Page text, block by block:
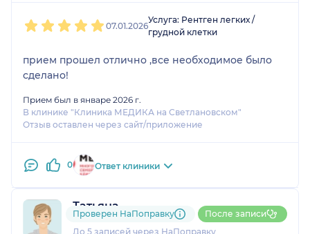
07.01.2026
Услуга: Рентген легких /
грудной клетки
прием прошел отлично ,все необходимое было
сделано!
Прием был в январе 2026 г.
В клинике "Клиника МЕДИКА на Светлановском"
Отзыв оставлен через сайт/приложение
0 Ответ клиники
Татьяна
1 отзыв
До 5 записей через НаПоправку
Проверен НаПоправку После записи